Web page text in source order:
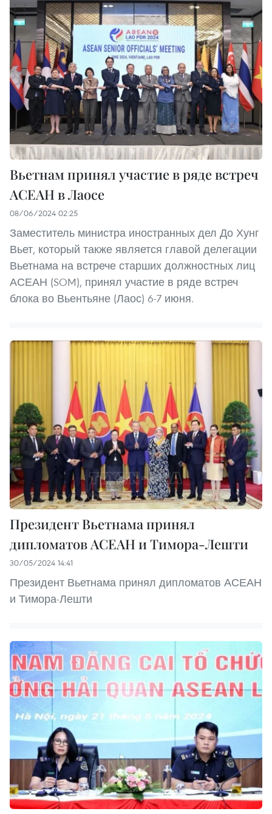
Вьетнам принял участие в ряде встреч
АСЕАН в Лаосе
08/06/2024 02:25
Заместитель министра иностранных дел До Хунг
Вьет, который также является главой делегации
Вьетнама на встрече старших должностных лиц
АСЕАН (SOM), принял участие в ряде встреч
блока во Вьентьяне (Лаос) 6-7 июня.
Президент Вьетнама принял
дипломатов АСЕАН и Тимора-Лешти
30/05/2024 14:41
Президент Вьетнама принял дипломатов АСЕАН
и Тимора-Лешти